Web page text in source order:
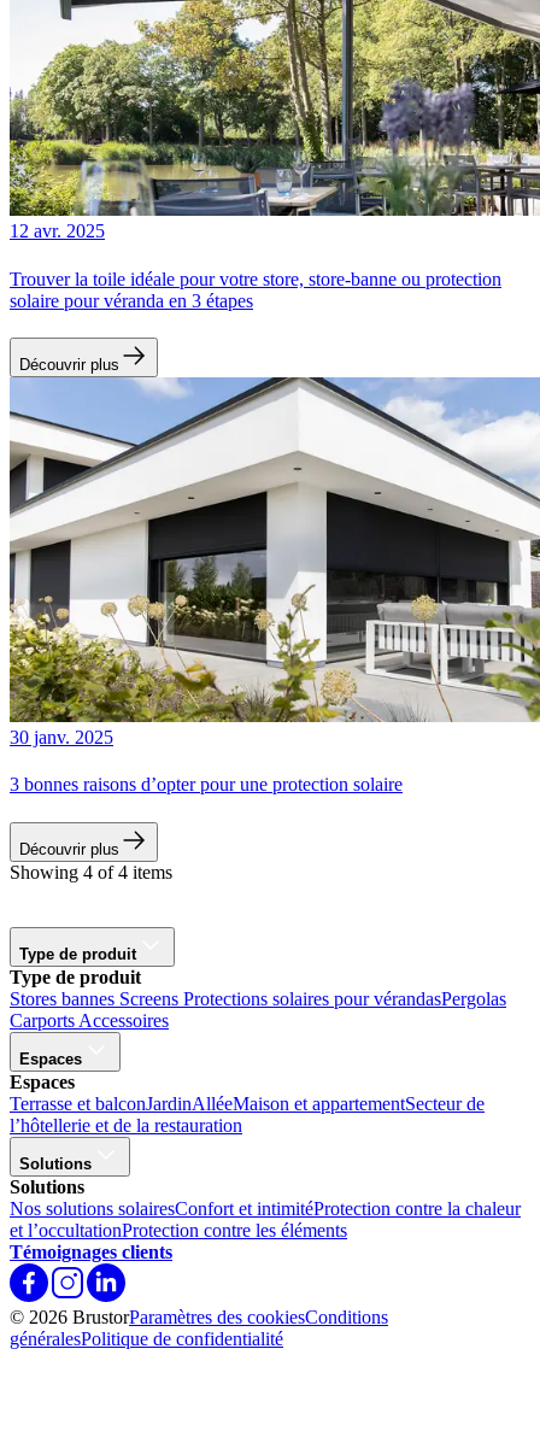
12 avr. 2025
Trouver la toile idéale pour votre store, store-banne ou protection
solaire pour véranda en 3 étapes
Découvrir plus
30 janv. 2025
3 bonnes raisons d’opter pour une protection solaire
Découvrir plus
Showing 4 of 4 items
Type de produit
Type de produit
Stores bannes Screens Protections solaires pour vérandasPergolas
Carports Accessoires
Espaces
Espaces
Terrasse et balconJardinAlléeMaison et appartementSecteur de
l’hôtellerie et de la restauration
Solutions
Solutions
Nos solutions solairesConfort et intimitéProtection contre la chaleur
et l’occultationProtection contre les éléments
Témoignages clients
© 2026 BrustorParamètres des cookiesConditions
généralesPolitique de confidentialité